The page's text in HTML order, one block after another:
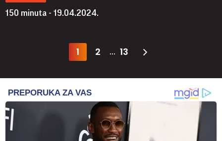
150 minuta - 19.04.2024.
1 2 ... 13